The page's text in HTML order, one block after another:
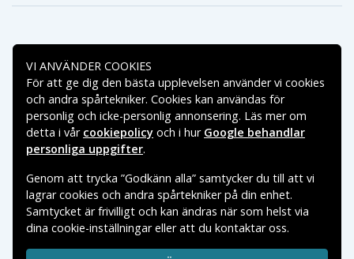
Betalningsalternativ
Leveransalternativ
VI ANVÄNDER COOKIES
För att ge dig den bästa upplevelsen använder vi cookies
och andra spårtekniker. Cookies kan användas för
personlig och icke-personlig annonsering. Läs mer om
detta i vår cookiepolicy och i hur Google behandlar
personliga uppgifter.
Genom att trycka ”Godkänn alla” samtycker du till att vi
lagrar cookies och andra spårtekniker på din enhet.
Samtycket är frivilligt och kan ändras när som helst via
dina cookie-inställningar eller att du kontaktar oss.